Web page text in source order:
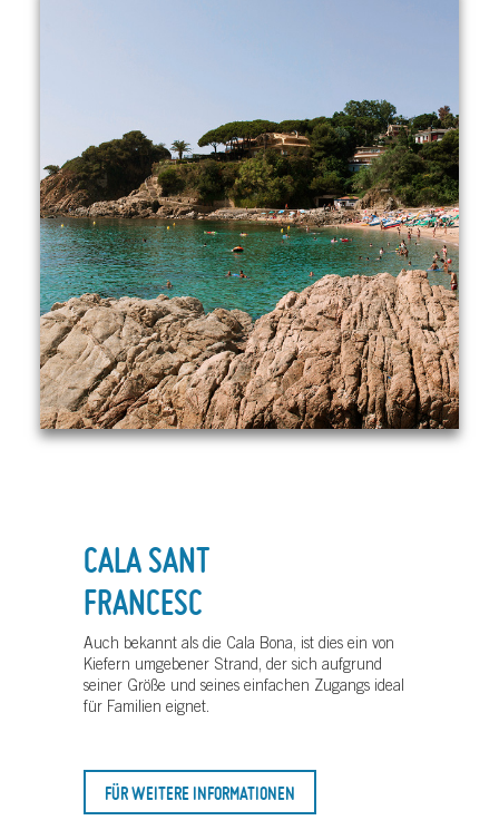
CALA SANT
FRANCESC
Auch bekannt als die Cala Bona, ist dies ein von
Kiefern umgebener Strand, der sich aufgrund
seiner Größe und seines einfachen Zugangs ideal
für Familien eignet.
FÜR WEITERE INFORMATIONEN